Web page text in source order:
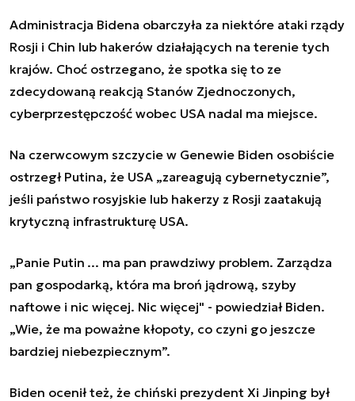
Administracja Bidena obarczyła za niektóre ataki rządy
Rosji i Chin lub hakerów działających na terenie tych
krajów. Choć ostrzegano, że spotka się to ze
zdecydowaną reakcją Stanów Zjednoczonych,
cyberprzestępczość wobec USA nadal ma miejsce.
Na czerwcowym szczycie w Genewie Biden osobiście
ostrzegł Putina, że USA „zareagują cybernetycznie”,
jeśli państwo rosyjskie lub hakerzy z Rosji zaatakują
krytyczną infrastrukturę USA.
„Panie Putin ... ma pan prawdziwy problem. Zarządza
pan gospodarką, która ma broń jądrową, szyby
naftowe i nic więcej. Nic więcej" - powiedział Biden.
„Wie, że ma poważne kłopoty, co czyni go jeszcze
bardziej niebezpiecznym”.
Biden ocenił też, że chiński prezydent Xi Jinping był